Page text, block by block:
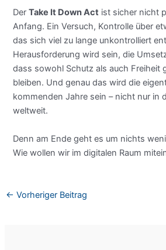
DerTake It Down Act ist sicher nicht
Anfang. Ein Versuch, Kontrolle über
das sich viel zu lange unkontrolliert
Herausforderung wird sein, die
dass sowohl Schutz als auch Freiheit
bleiben. Und genau das wird die
kommenden Jahre sein – nicht nur in
weltweit.
Denn am Ende geht es um nichts
Wie wollen wir im digitalen Raum
← Vorheriger Beitrag